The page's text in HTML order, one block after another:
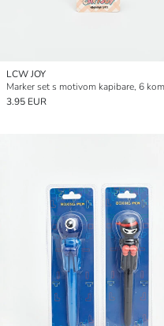
LCW JOY
Marker set s motivom kapibare, 6
3.95 EUR